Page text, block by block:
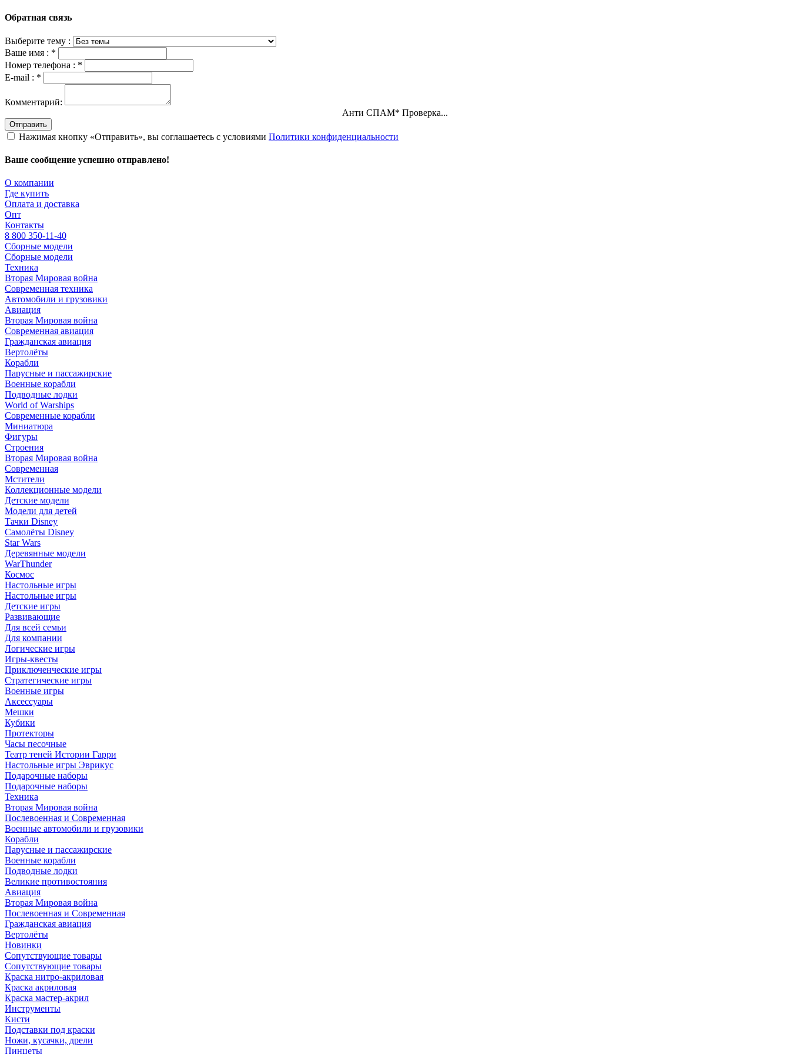
Обратная связь
Выберите тему :
Ваше имя : *
Номер телефона : *
E-mail : *
Комментарий:
Анти СПАМ* Проверка...
Отправить
Нажимая кнопку «Отправить», вы соглашаетесь с условиями Политики конфиденциальности
Ваше сообщение успешно отправлено!
О компании
Где купить
Оплата и доставка
Опт
Контакты
8 800 350-11-40
Сборные модели
Сборные модели
Техника
Вторая Мировая война
Современная техника
Автомобили и грузовики
Авиация
Вторая Мировая война
Современная авиация
Гражданская авиация
Вертолёты
Корабли
Парусные и пассажирские
Военные корабли
Подводные лодки
World of Warships
Современные корабли
Миниатюра
Фигуры
Строения
Вторая Мировая война
Современная
Мстители
Коллекционные модели
Детские модели
Модели для детей
Тачки Disney
Самолёты Disney
Star Wars
Деревянные модели
WarThunder
Космос
Настольные игры
Настольные игры
Детские игры
Развивающие
Для всей семьи
Для компании
Логические игры
Игры-квесты
Приключенческие игры
Стратегические игры
Военные игры
Аксессуары
Мешки
Кубики
Протекторы
Часы песочные
Театр теней Истории Гарри
Настольные игры Эврикус
Подарочные наборы
Подарочные наборы
Техника
Вторая Мировая война
Послевоенная и Современная
Военные автомобили и грузовики
Корабли
Парусные и пассажирские
Военные корабли
Подводные лодки
Великие противостояния
Авиация
Вторая Мировая война
Послевоенная и Современная
Гражданская авиация
Вертолёты
Новинки
Сопутствующие товары
Сопутствующие товары
Краска нитро-акриловая
Краска акриловая
Краска мастер-акрил
Инструменты
Кисти
Подставки под краски
Ножи, кусачки, дрели
Пинцеты